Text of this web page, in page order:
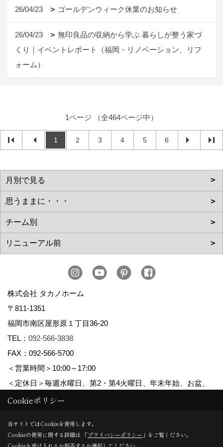
26/04/23 ゴールデンウィーク休業のお知らせ
26/04/23
無印良品の収納から学ぶ 暮らしが整う家づ
くり｜イベントレポート（福岡・リノベーション、リフ
ォーム）
1ページ （全464ページ中）
1 2 3 4 5 6
株式会社 タカノホーム
〒811-1351
福岡市南区屋形原１丁目36-20
TEL： 092-566-3838
FAX：092-566-5700
＜営業時間＞10:00～17:00
＜定休日＞毎週水曜日、第2・第4火曜日、年末年始、お盆、
ゴールデンウィーク、夏季休暇
Copyright (c) TAKANO CONSTRUCTION CO.,LTD. All Rights Reserved.
Cookieポリシー
当サイトではCookieを使用します。
Cookieの使用に関する詳細は 「プライバシーポリシー 」をご覧ください。